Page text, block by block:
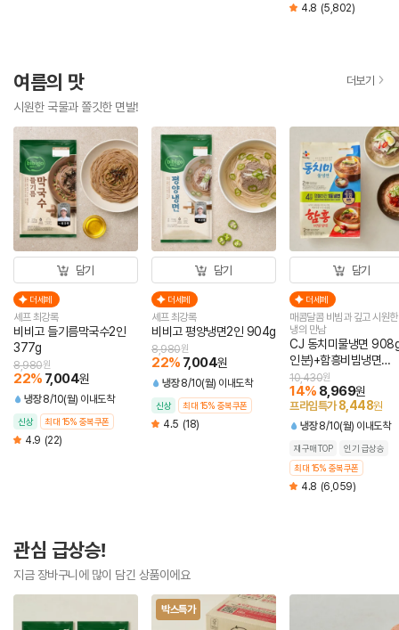
4.8 (5,802)
여름의 맛
시원한 국물과 쫄깃한 면발!
더보기
담기
더세페
셰프 최강록
비비고 들기름막국수2인
377g
22% 7,004원
8,980원
냉장 8/10(월) 이내도착
신상 최대 15% 중복쿠폰
4.9 (22)
담기
더세페
셰프 최강록
비비고 평양냉면2인 904g
22% 7,004원
8,980원
냉장 8/10(월) 이내도착
신상 최대 15% 중복쿠폰
4.5 (18)
담기
더세페
매콤달콤 비빔과 깊고 시원
냉의 만남
CJ 동치미물냉면
인분)+함흥비빔냉면
474.4g(2인분)
14% 8,969원
10,430원
프라임특가 8,448원
냉장 8/10(월) 이내도착
재구매TOP
인기 급상승
최대 15% 중복쿠폰
4.8 (6,059)
관심 급상승!
지금 장바구니에 많이 담긴 상품이에요
박스특가